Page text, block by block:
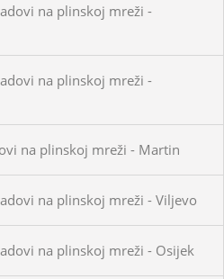
na plinskoj mreži -
na plinskoj mreži -
na plinskoj mreži - Martin
na plinskoj mreži - Viljevo
na plinskoj mreži - Osijek